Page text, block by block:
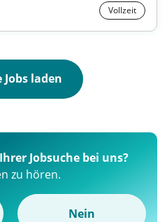
Vollzeit
Jobs laden
Jobsuche bei uns?
zu hören.
Nein